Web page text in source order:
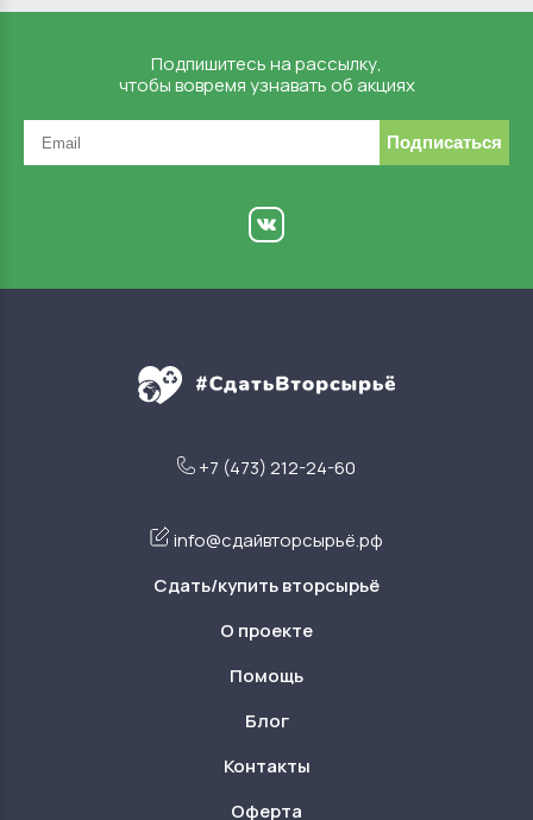
Подпишитесь на рассылку,
чтобы вовремя узнавать об акциях
Подписаться
+7 (473) 212-24-60
info@сдайвторсырьё.рф
Сдать/купить вторсырьё
О проекте
Помощь
Блог
Контакты
Оферта